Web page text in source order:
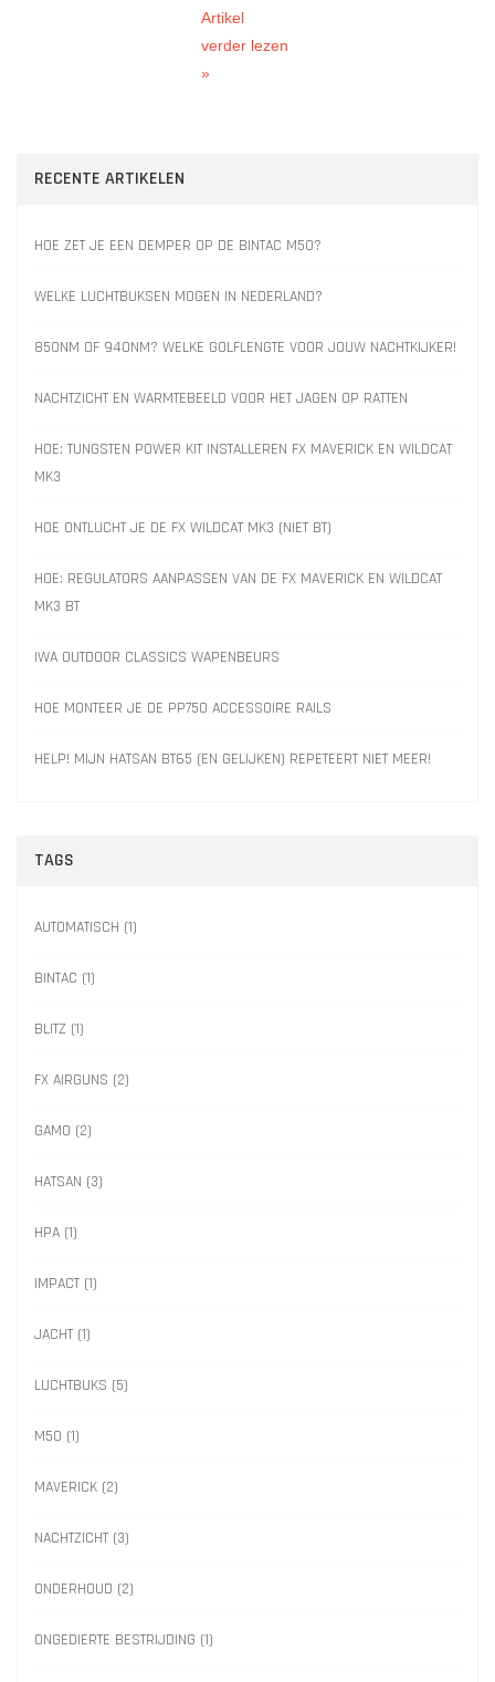
Artikel
verder lezen
»
RECENTE ARTIKELEN
HOE ZET JE EEN DEMPER OP DE BINTAC M50?
WELKE LUCHTBUKSEN MOGEN IN NEDERLAND?
850NM OF 940NM? WELKE GOLFLENGTE VOOR JOUW NACHTKIJKER!
NACHTZICHT EN WARMTEBEELD VOOR HET JAGEN OP RATTEN
HOE: TUNGSTEN POWER KIT INSTALLEREN FX MAVERICK EN WILDCAT
MK3
HOE ONTLUCHT JE DE FX WILDCAT MK3 (NIET BT)
HOE: REGULATORS AANPASSEN VAN DE FX MAVERICK EN WILDCAT
MK3 BT
IWA OUTDOOR CLASSICS WAPENBEURS
HOE MONTEER JE DE PP750 ACCESSOIRE RAILS
HELP! MIJN HATSAN BT65 (EN GELIJKEN) REPETEERT NIET MEER!
TAGS
AUTOMATISCH (1)
BINTAC (1)
BLITZ (1)
FX AIRGUNS (2)
GAMO (2)
HATSAN (3)
HPA (1)
IMPACT (1)
JACHT (1)
LUCHTBUKS (5)
M50 (1)
MAVERICK (2)
NACHTZICHT (3)
ONDERHOUD (2)
ONGEDIERTE BESTRIJDING (1)